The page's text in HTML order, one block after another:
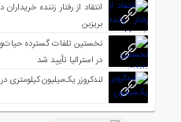
انتقاد از رفتار زننده
بریزبن
نخستین تلفات گسترده
در استرالیا تأیید شد
لندکروزر یک‌میلیون کیلومتری